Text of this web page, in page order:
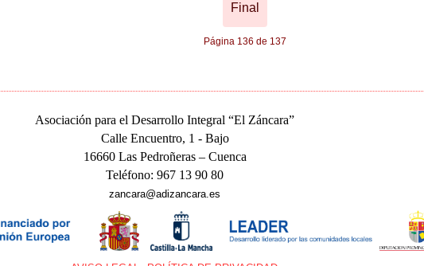
Final
Página 136 de 137
Asociación para el Desarrollo Integral “El Záncara”
Calle Encuentro, 1 - Bajo
16660 Las Pedroñeras – Cuenca
Teléfono: 967 13 90 80
zancara@adizancara.es